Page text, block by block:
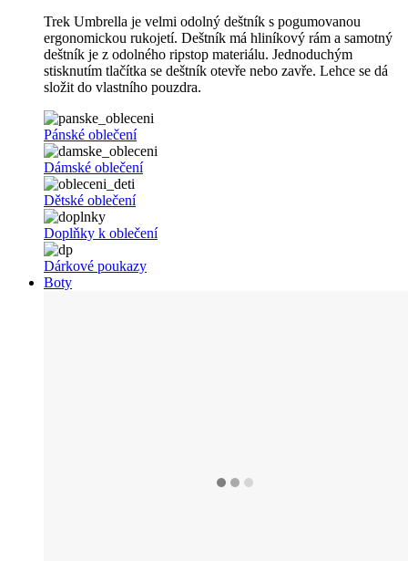
Trek Umbrella je velmi odolný deštník s pogumovanou
ergonomickou rukojetí. Deštník má hliníkový rám a samotný
deštník je z odolného ripstop materiálu. Jednoduchým
stisknutím tlačítka se deštník otevře nebo zavře. Lehce se dá
složit do vlastního pouzdra.
Pánské oblečení
Dámské oblečení
Dětské oblečení
Doplňky k oblečení
Dárkové poukazy
Boty